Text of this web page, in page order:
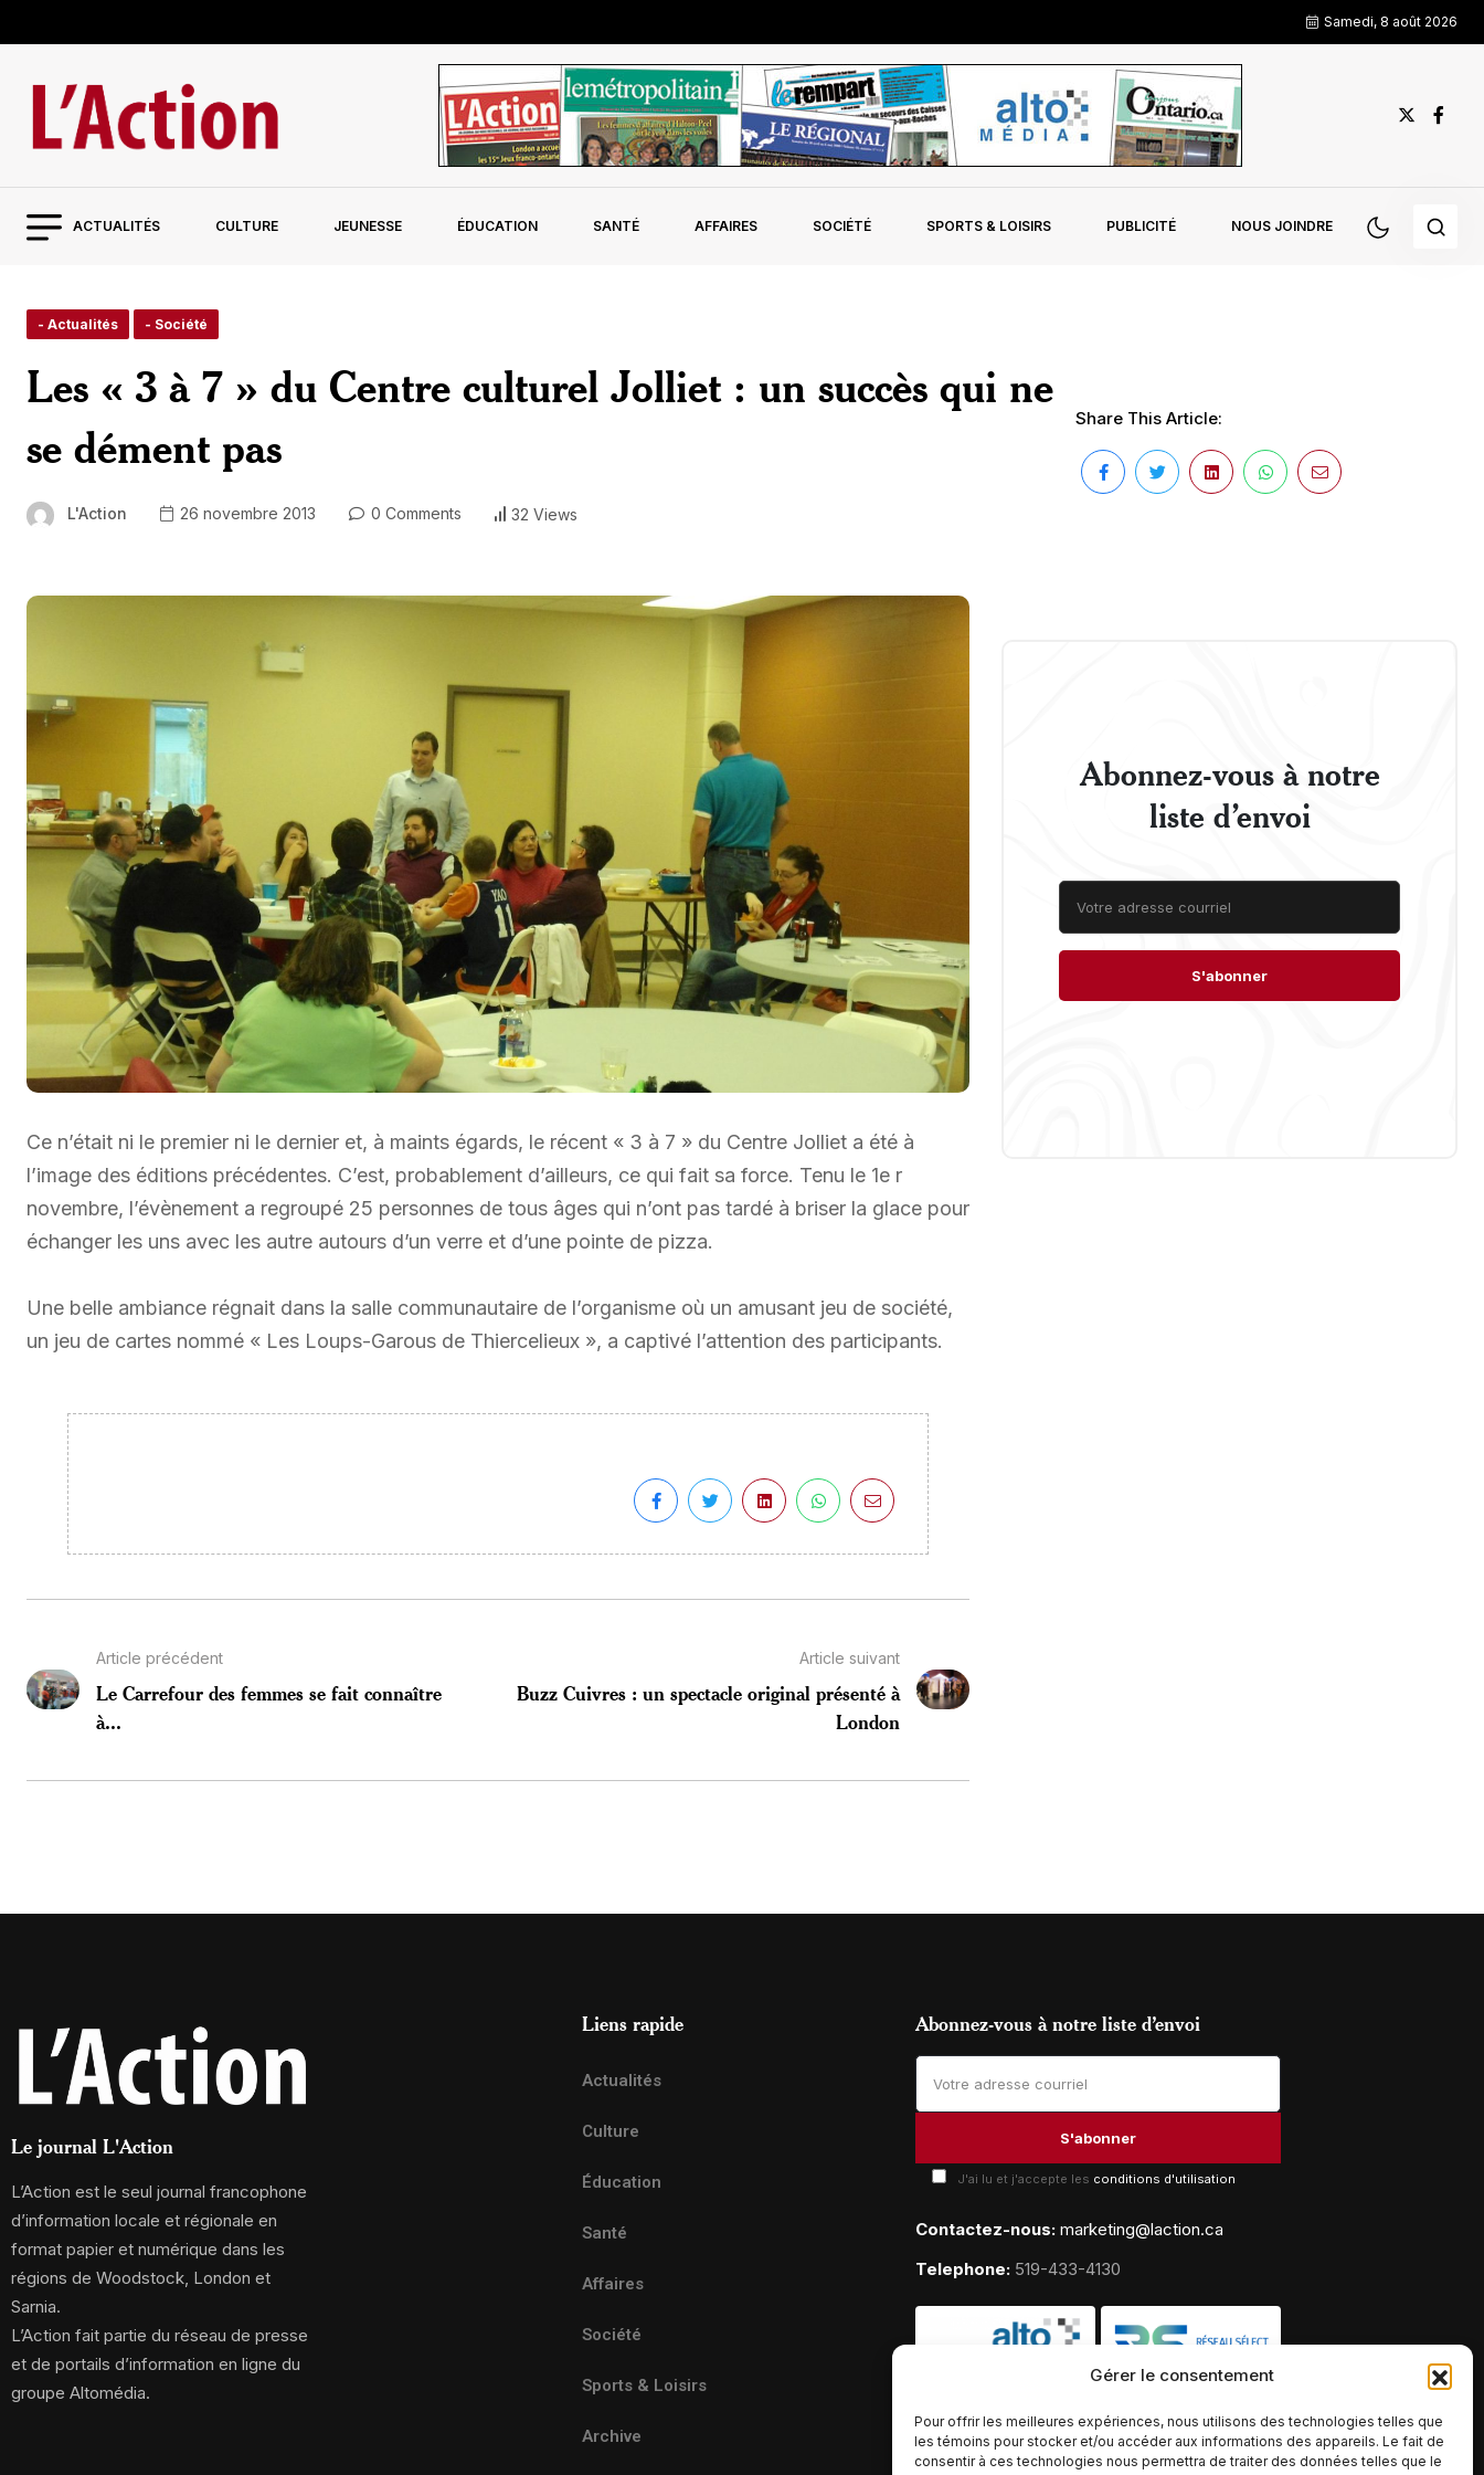
Gérer le consentement
Pour offrir les meilleures expériences, nous utilisons des technologies telles que
les témoins pour stocker et/ou accéder aux informations des appareils. Le fait de
consentir à ces technologies nous permettra de traiter des données telles que le
Samedi, 8 août 2026
ACTUALITÉS CULTURE JEUNESSE ÉDUCATION SANTÉ AFFAIRES SOCIÉTÉ SPORTS & LOISIRS PUBLICITÉ NOUS JOINDRE
- Actualités - Société
Les « 3 à 7 » du Centre culturel Jolliet : un succès qui ne
se dément pas
L'Action 26 novembre 2013 0 Comments 32 Views
Share This Article:
Ce n’était ni le premier ni le dernier et, à maints égards, le récent « 3 à 7 » du Centre Jolliet a été à
l’image des éditions précédentes. C’est, probablement d’ailleurs, ce qui fait sa force. Tenu le 1e r
novembre, l’évènement a regroupé 25 personnes de tous âges qui n’ont pas tardé à briser la glace pour
échanger les uns avec les autre autours d’un verre et d’une pointe de pizza.
Une belle ambiance régnait dans la salle communautaire de l’organisme où un amusant jeu de société,
un jeu de cartes nommé « Les Loups-Garous de Thiercelieux », a captivé l’attention des participants.
Article précédent
Le Carrefour des femmes se fait connaître
à...
Article suivant
Buzz Cuivres : un spectacle original présenté à
London
Abonnez-vous à notre
liste d’envoi
Le journal L'Action
L’Action est le seul journal francophone
d’information locale et régionale en
format papier et numérique dans les
régions de Woodstock, London et
Sarnia.
L’Action fait partie du réseau de presse
et de portails d’information en ligne du
groupe Altomédia.
Liens rapide
Actualités
Culture
Éducation
Santé
Affaires
Société
Sports & Loisirs
Archive
Abonnez-vous à notre liste d’envoi
J'ai lu et j'accepte les conditions d'utilisation
Contactez-nous: marketing@laction.ca
Telephone: 519-433-4130